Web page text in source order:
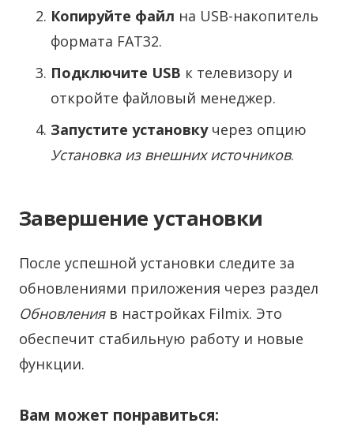
Копируйте файл на USB-накопитель
формата FAT32.
Подключите USB к телевизору и
откройте файловый менеджер.
Запустите установкучерез опцию
Установка из внешних источников.
Завершение установки
После успешной установки следите за
обновлениями приложения через раздел
Обновленияв настройках Filmix. Это
обеспечит стабильную работу и новые
функции.
Вам может понравиться: